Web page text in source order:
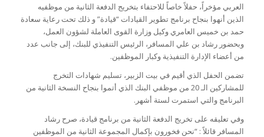
العربي مؤخراً، حفلاً خاصاً للاحتفاء بتخريج الدفعة الثانية من موظفيه
الذين أنهوا بنجاح برنامج تطوير القيادات “قيادة” و ذلك تحت رعاية سعادة
حمد بن خميس العامري وكيل وزارة القوى العاملة لشؤون العمل،
وبحضور رشاد بن علي المسافر، الرئيس التنفيذي للبنك، إلى جانب عدد
من أعضاء الإدارة التنفيذية وكبار الموظفين.
تضمن الحفل الذي أقيم في بيت الزبير، تسليم شهادات التخرج
للمشاركين الـ 20 من موظفي البنك الذي أتموا بنجاح النسخة الثانية من
البرنامج والتي استمرت لستة أشهر.
وفي تعليقه على تخريج الدفعة الثانية من برنامج قيادة، صرح رشاد
المسافر قائلاً : “نحن فخورون بإكمال المجموعة الثانية من الموظفين